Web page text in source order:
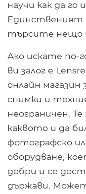
научи как да го
Единственият
търсите нещо
Ако искате по-
ви залог е
онлайн магазин
снимки и
неограничен.
каквото и да
фотографско
оборудване,
добри и се
държави.